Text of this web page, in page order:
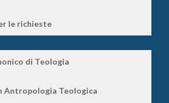
le richieste
di Teologia
Antropologia Teologica